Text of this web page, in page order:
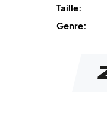
Taille:
Genre: